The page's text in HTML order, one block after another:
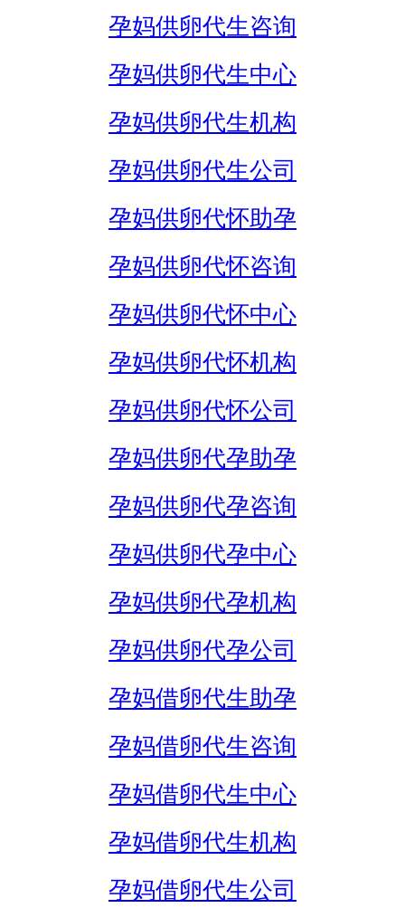
孕妈供卵代生咨询
孕妈供卵代生中心
孕妈供卵代生机构
孕妈供卵代生公司
孕妈供卵代怀助孕
孕妈供卵代怀咨询
孕妈供卵代怀中心
孕妈供卵代怀机构
孕妈供卵代怀公司
孕妈供卵代孕助孕
孕妈供卵代孕咨询
孕妈供卵代孕中心
孕妈供卵代孕机构
孕妈供卵代孕公司
孕妈借卵代生助孕
孕妈借卵代生咨询
孕妈借卵代生中心
孕妈借卵代生机构
孕妈借卵代生公司